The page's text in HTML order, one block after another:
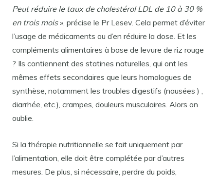
Peut réduire le taux de cholestérol LDL de 10 à 30 %
en trois mois», précise le Pr Lesev. Cela permet d’éviter
l’usage de médicaments ou d’en réduire la dose. Et les
compléments alimentaires à base de levure de riz rouge
? Ils contiennent des statines naturelles, qui ont les
mêmes effets secondaires que leurs homologues de
synthèse, notamment les troubles digestifs (nausées ) ,
diarrhée, etc.), crampes, douleurs musculaires. Alors on
oublie.
Si la thérapie nutritionnelle se fait uniquement par
l’alimentation, elle doit être complétée par d’autres
mesures. De plus, si nécessaire, perdre du poids,